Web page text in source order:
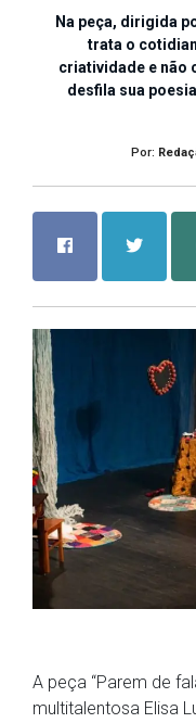
Na peça, dirigida
trata o
criatividade e não
desfila sua
Por:
A peça “Parem de
multitalentosa Elisa